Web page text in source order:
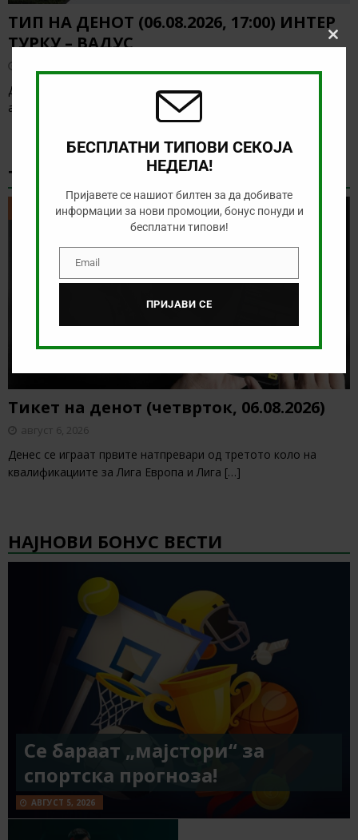
ТИП НА ДЕНОТ (06.08.2026, 17:00) ИНТЕР
ТУРКУ – ВАДУС
Денес има солидна понуда за обложување, а ние ќе го
анализираме дуелот од Конференциската лига
ТИКЕТ НА ДЕНОТ
ТИКЕТ НА ДЕНОТ
Тикет на денот (четврток, 06.08.2026)
август 6, 2026
Денес се играат првите натпревари од третото коло на
квалификациите за Лига Европа и Лига […]
НАЈНОВИ БОНУС ВЕСТИ
Се бараат „мајстори“ за
спортска прогноза!
АВГУСТ 5, 2026
БЕСПЛАТНИ ТИПОВИ СЕКОЈА
НЕДЕЛА!
Пријавете се нашиот билтен за да добивате
информации за нови промоции, бонус понуди и
бесплатни типови!
EmailEmail
ПРИЈАВИ СЕ